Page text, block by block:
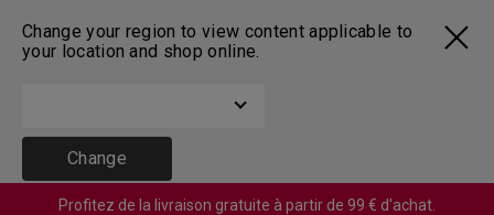
Change your region to view content applicable to
your location and shop online.
Change
Profitez de la livraison gratuite à partir de 99 € d'achat.